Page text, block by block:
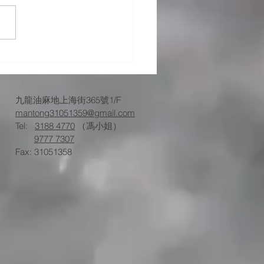
拆解隱藏營業危機與法
九龍油麻地上海街365號1/F
mantong31051359@gmail.com
Tel: 3188 4770 （馮小姐）
9777 7307
Fax: 31051358